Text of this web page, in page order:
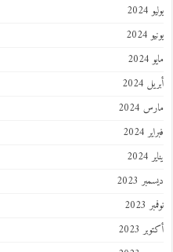
2024
2023
2023